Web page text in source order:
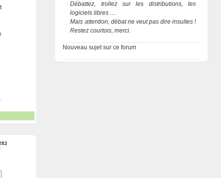
Débattez, trollez sur les distributions, les
logiciels libres ....
Mais attention, débat ne veut pas dire insultes !
Restez courtois, merci.
Nouveau sujet sur ce forum